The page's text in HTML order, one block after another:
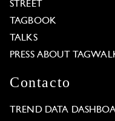
STREET
TAGBOOK
TALKS
PRESS ABOUT
Contacto
TREND DATA